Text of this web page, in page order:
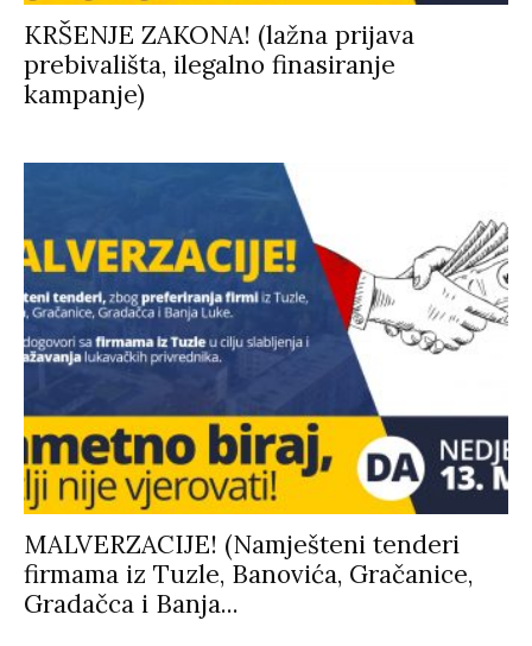
KRŠENJE ZAKONA! (lažna prijava
prebivališta, ilegalno finasiranje
kampanje)
MALVERZACIJE! (Namješteni tenderi
firmama iz Tuzle, Banovića, Gračanice,
Gradačca i Banja...